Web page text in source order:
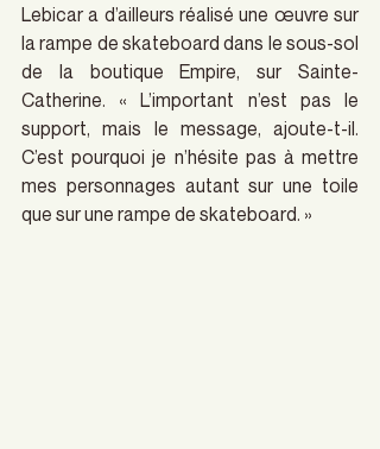
Lebicar a d’ailleurs réalisé une œuvre sur
la rampe de skateboard dans le sous-sol
de la boutique Empire, sur Sainte-
Catherine. « L’important n’est pas le
support, mais le message, ajoute-t-il.
C’est pourquoi je n’hésite pas à mettre
mes personnages autant sur une toile
que sur une rampe de skateboard. »